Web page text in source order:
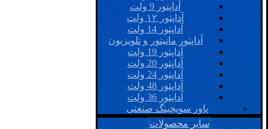
آداپتور 9 ولت
آداپتور ۱۲ ولت
آداپتور 14 ولت
آداپتور مانیتور و تلویزیون
آداپتور 19 ولت
آداپتور 20 ولت
آداپتور 24 ولت
آداپتور 48 ولت
آداپتور 36 ولت
پاور سویچینگ صنعتی
سایر محصولات